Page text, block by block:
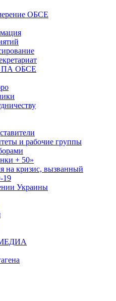
ОБСЕ
ПА ОБСЕ
и рабочие группы
+ 50»
на кризис, вызванный
19
Украины